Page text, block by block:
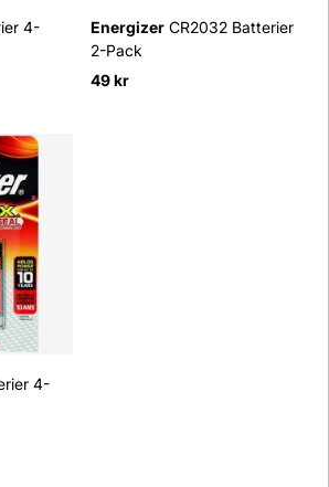
4-
Energizer CR2032 Batterier
2-Pack
49 kr
4-